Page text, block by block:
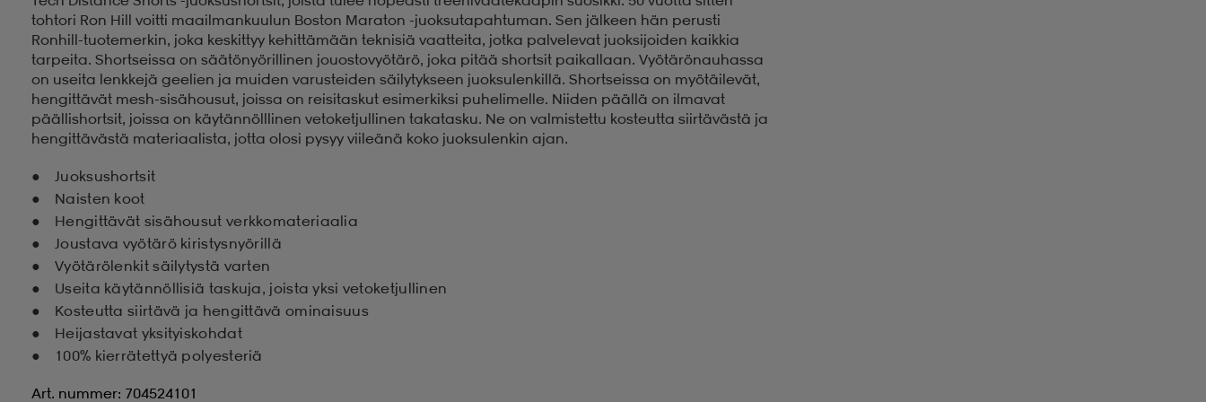
tohtori Ron Hill voitti maailmankuulun Boston Maraton -juoksutapahtuman. Sen jälkeen hän perusti
Ronhill-tuotemerkin, joka keskittyy kehittämään teknisiä vaatteita, jotka palvelevat juoksijoiden kaikkia
tarpeita. Shortseissa on säätönyörillinen jouostovyötärö, joka pitää shortsit paikallaan. Vyötärönauhassa
on useita lenkkejä geelien ja muiden varusteiden säilytykseen juoksulenkillä. Shortseissa on myötäilevät,
hengittävät mesh-sisähousut, joissa on reisitaskut esimerkiksi puhelimelle. Niiden päällä on ilmavat
päällishortsit, joissa on käytännölllinen vetoketjullinen takatasku. Ne on valmistettu kosteutta siirtävästä ja
hengittävästä materiaalista, jotta olosi pysyy viileänä koko juoksulenkin ajan.
Juoksushortsit
Naisten koot
Hengittävät sisähousut verkkomateriaalia
Joustava vyötärö kiristysnyörillä
Vyötärölenkit säilytystä varten
Useita käytännöllisiä taskuja, joista yksi vetoketjullinen
Kosteutta siirtävä ja hengittävä ominaisuus
Heijastavat yksityiskohdat
100% kierrätettyä polyesteriä
Art. nummer: 704524101